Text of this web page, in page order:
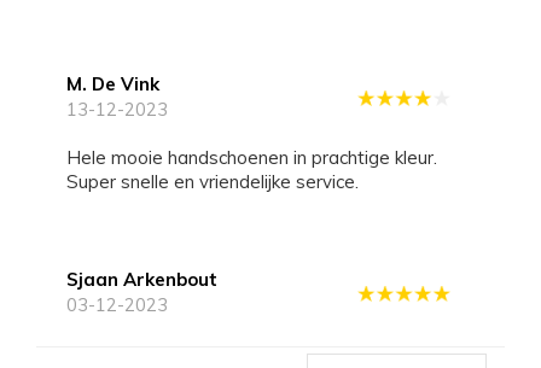
M. De Vink
13-12-2023
Hele mooie handschoenen in prachtige kleur.
Super snelle en vriendelijke service.
Sjaan Arkenbout
03-12-2023